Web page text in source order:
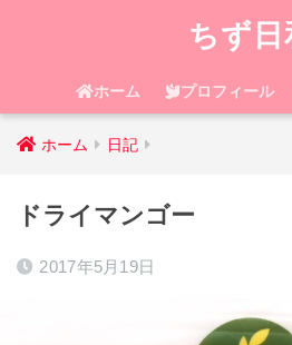
ちず日
ホーム プロフィール
ホーム 日記
ドライマンゴー
2017年5月19日